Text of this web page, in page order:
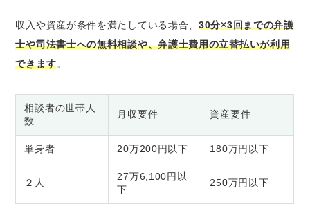
収入や資産が条件を満たしている場合、30分×3回までの弁護
士や司法書士への無料相談や、弁護士費用の立替払いが利用
できます。
相談者の世帯人
数
月収要件 資産要件
単身者 20万200円以下 180万円以下
２人
27万6,100円以
下
250万円以下